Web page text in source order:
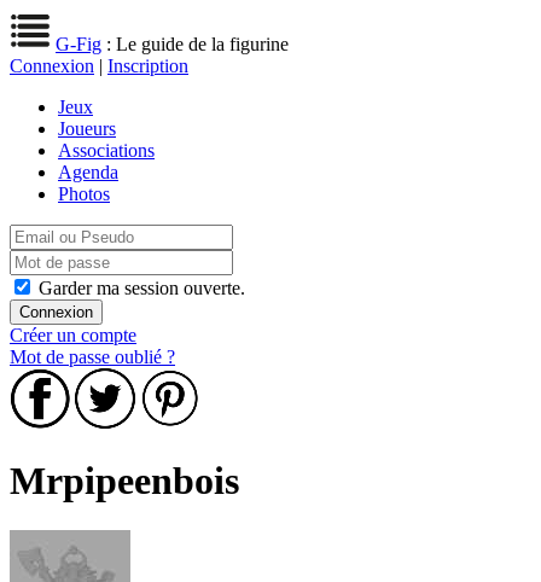
G-Fig : Le guide de la figurine
Connexion | Inscription
Jeux
Joueurs
Associations
Agenda
Photos
Garder ma session ouverte.
Créer un compte
Mot de passe oublié ?
Mrpipeenbois